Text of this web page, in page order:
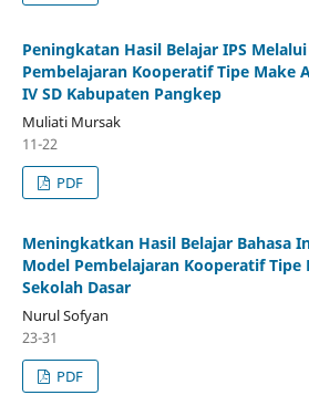
Peningkatan Hasil Belajar IPS
Pembelajaran Kooperatif Tipe Make
IV SD Kabupaten Pangkep
Muliati Mursak
11-22
PDF
Meningkatkan Hasil Belajar Bahasa
Model Pembelajaran Kooperatif Tipe
Sekolah Dasar
Nurul Sofyan
23-31
PDF